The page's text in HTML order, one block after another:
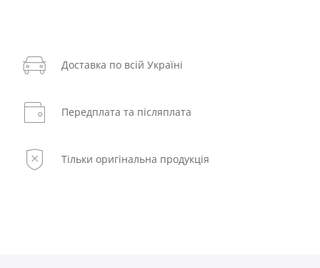
Доставка по всій Україні
Передплата та післяплата
Тільки оригінальна продукція